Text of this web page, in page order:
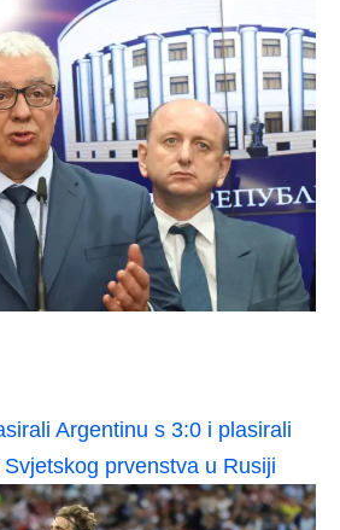
Argentinu s 3:0 i plasirali
prvenstva u Rusiji